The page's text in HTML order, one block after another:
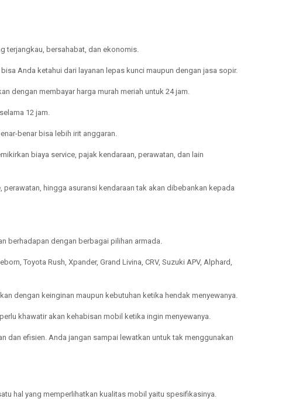
terjangkau, bersahabat, dan ekonomis.
Anda ketahui dari layanan lepas kunci maupun dengan jasa sopir.
dengan membayar harga murah meriah untuk 24 jam.
12 jam.
benar bisa lebih irit anggaran.
biaya service, pajak kendaraan, perawatan, dan lain
hingga asuransi kendaraan tak akan dibebankan kepada
berhadapan dengan berbagai pilihan armada.
Toyota Rush, Xpander, Grand Livina, CRV, Suzuki APV, Alphard,
dengan keinginan maupun kebutuhan ketika hendak menyewanya.
khawatir akan kehabisan mobil ketika ingin menyewanya.
dan efisien. Anda jangan sampai lewatkan untuk tak menggunakan
hal yang memperlihatkan kualitas mobil yaitu spesifikasinya.